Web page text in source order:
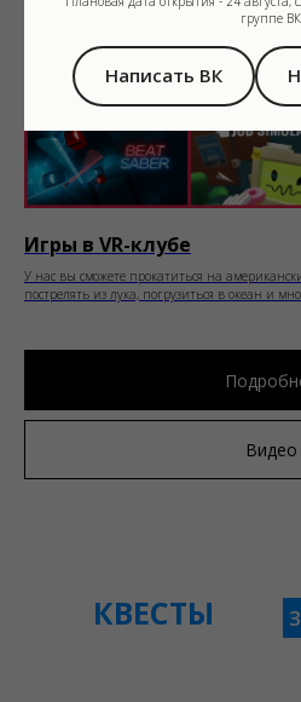
группе ВК
Написать ВК
Игры в VR-клубе
У нас вы сможете прокатиться на
пострелять из лука, погрузиться в океан и
Видео
КВЕСТЫ